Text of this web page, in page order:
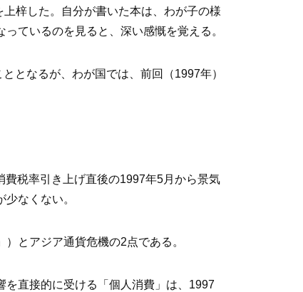
梓した。自分が書いた本は、わが子の様
ているのを見ると、深い感慨を覚える。
となるが、わが国では、前回（1997年）
税率引き上げ直後の1997年5月から景気
なくない。
とアジア通貨危機の2点である。
直接的に受ける「個人消費」は、1997